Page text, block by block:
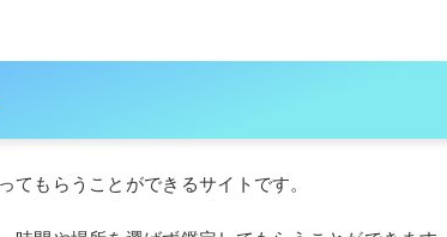
もらうことができるサイトです。